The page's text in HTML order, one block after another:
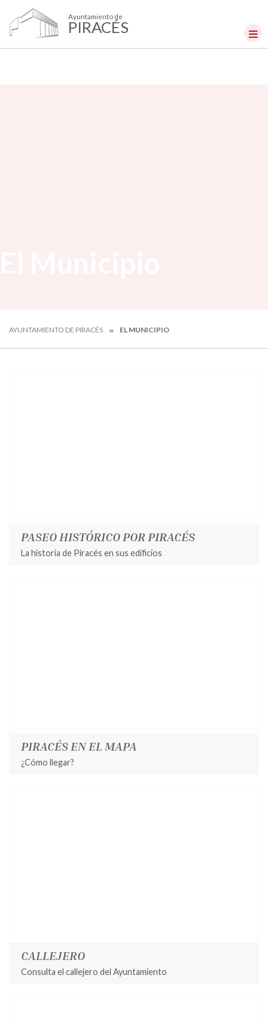
Ayuntamiento de
PIRACÉS
AYUNTAMIENTO DE PIRACÉS EL MUNICIPIO
PASEO HISTÓRICO POR PIRACÉS
La historia de Piracés en sus edificios
PIRACÉS EN EL MAPA
¿Cómo llegar?
CALLEJERO
Consulta el callejero del Ayuntamiento